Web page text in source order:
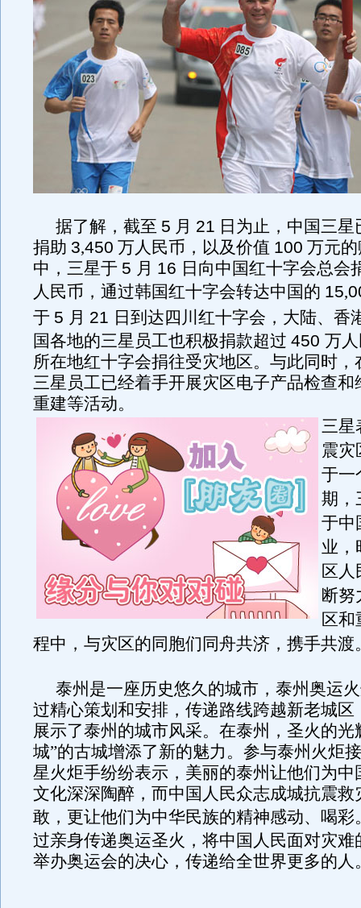
据了解，截至 5 月 21 日为止，中国三
捐助 3,450 万人民币，以及价值 100 万元
中，三星于 5 月 16 日向中国红十字会总会
人民币 ， 通过韩国红十字会转达中国的 15,
于 5 月 21 日到达四川红十字会 ， 大陆、香
国各地的三星员工也积极捐款超过 450 万
所在地红十字会捐往受灾地区。与此同时，
三星员工已经着手开展灾区电子产品检查和
重建等活动。
三星
震灾
于一
期，
于中
业，
区人
断努
区和
程中，与灾区的同胞们同舟共济，携手共渡
泰州是一座历史悠久的城市，泰州奥运
过精心策划和安排，传递路线跨越新老城区
展示了泰州的城市风采。在泰州，圣火的光
城”的古城增添了新的魅力。参与泰州火炬
星火炬手纷纷表示，美丽的泰州让他们为中
文化深深陶醉，而中国人民众志成城抗震救
敢，更让他们为中华民族的精神感动、 喝彩
过亲身传递奥运圣火，将中国人民面对灾难
举办奥运会的决心，传递给全世界更多的人